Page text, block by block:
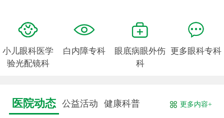
小儿眼科医学
验光配镜科
白内障专科
眼底病眼外伤
科
更多眼科专科
医院动态 公益活动 健康科普 更多内容+